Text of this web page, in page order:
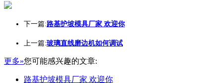
下一篇:路基护坡模具厂家 欢迎你
上一篇:玻璃直线磨边机如何调试
更多»您可能感兴趣的文章:
路基护坡模具厂家 欢迎你